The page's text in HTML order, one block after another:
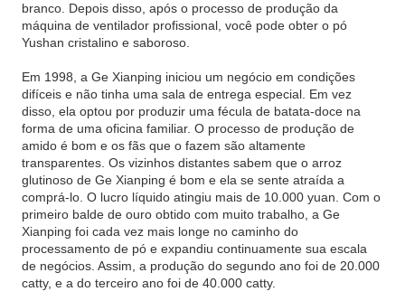
branco. Depois disso, após o processo de produção da
máquina de ventilador profissional, você pode obter o pó
Yushan cristalino e saboroso.
Em 1998, a Ge Xianping iniciou um negócio em condições
difíceis e não tinha uma sala de entrega especial. Em vez
disso, ela optou por produzir uma fécula de batata-doce na
forma de uma oficina familiar. O processo de produção de
amido é bom e os fãs que o fazem são altamente
transparentes. Os vizinhos distantes sabem que o arroz
glutinoso de Ge Xianping é bom e ela se sente atraída a
comprá-lo. O lucro líquido atingiu mais de 10.000 yuan. Com o
primeiro balde de ouro obtido com muito trabalho, a Ge
Xianping foi cada vez mais longe no caminho do
processamento de pó e expandiu continuamente sua escala
de negócios. Assim, a produção do segundo ano foi de 20.000
catty, e a do terceiro ano foi de 40.000 catty.